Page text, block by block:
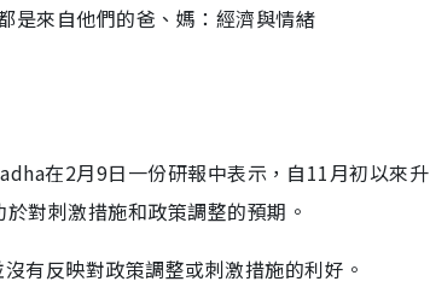
是來自他們的爸、媽：經濟與情緒
在2月9日一份研報中表示，自11月初以來升
對刺激措施和政策調整的預期。
有反映對政策調整或刺激措施的利好。